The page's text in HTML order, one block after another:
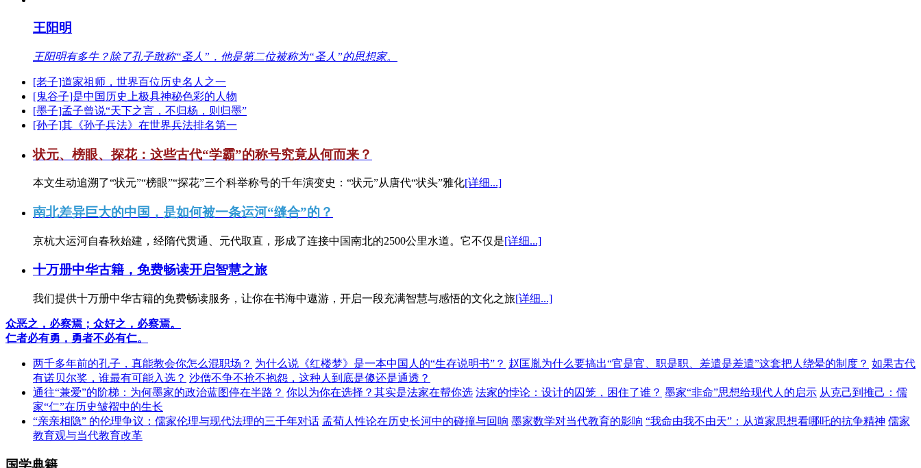
王阳明
王阳明有多牛？除了孔子敢称“圣人”，他是第二位被称为“圣人”的思想家。
[老子]道家祖师，世界百位历史名人之一
[鬼谷子]是中国历史上极具神秘色彩的人物
[墨子]孟子曾说“天下之言，不归杨，则归墨”
[孙子]其《孙子兵法》在世界兵法排名第一
状元、榜眼、探花：这些古代“学霸”的称号究竟从何而来？
本文生动追溯了“状元”“榜眼”“探花”三个科举称号的千年演变史：“状元”从唐代“状头”雅化[详细...]
南北差异巨大的中国，是如何被一条运河“缝合”的？
京杭大运河自春秋始建，经隋代贯通、元代取直，形成了连接中国南北的2500公里水道。它不仅是[详细...]
十万册中华古籍，免费畅读开启智慧之旅
我们提供十万册中华古籍的免费畅读服务，让你在书海中遨游，开启一段充满智慧与感悟的文化之旅[详细...]
众恶之，必察焉；众好之，必察焉。
仁者必有勇，勇者不必有仁。
两千多年前的孔子，真能教会你怎么混职场？ 为什么说《红楼梦》是一本中国人的“生存说明书”？ 赵匡胤为什么要搞出“官是官、职是职、差遣是差遣”这套把人绕晕的制度？ 如果古代
有诺贝尔奖，谁最有可能入选？ 沙僧不争不抢不抱怨，这种人到底是傻还是通透？
通往“兼爱”的阶梯：为何墨家的政治蓝图停在半路？ 你以为你在选择？其实是法家在帮你选 法家的悖论：设计的囚笼，困住了谁？ 墨家“非命”思想给现代人的启示 从克己到推己：儒
家“仁”在历史皱褶中的生长
“亲亲相隐” 的伦理争议：儒家伦理与现代法理的三千年对话 孟荀人性论在历史长河中的碰撞与回响 墨家数学对当代教育的影响 “我命由我不由天”：从道家思想看哪吒的抗争精神 儒家
教育观与当代教育改革
国学典籍